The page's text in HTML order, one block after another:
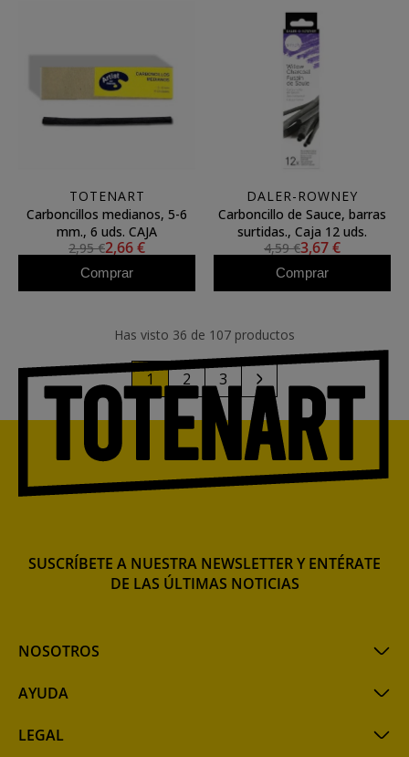
TOTENART
Carboncillos medianos, 5-6
mm., 6 uds. CAJA
2,95 €2,66 €
Comprar
DALER-ROWNEY
Carboncillo de Sauce, barras
surtidas., Caja 12 uds.
4,59 €3,67 €
Comprar
Has visto 36 de 107 productos
1 2 3
NOSOTROS
AYUDA
LEGAL
SUSCRÍBETE A NUESTRA NEWSLETTER Y ENTÉRATE
DE LAS ÚLTIMAS NOTICIAS